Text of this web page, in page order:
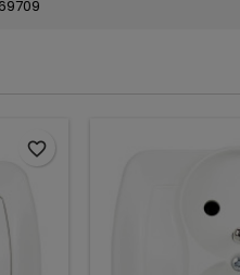
favorite_border